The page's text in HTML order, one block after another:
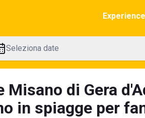
Experience
Seleziona date
Misano di Gera
in spiagge per